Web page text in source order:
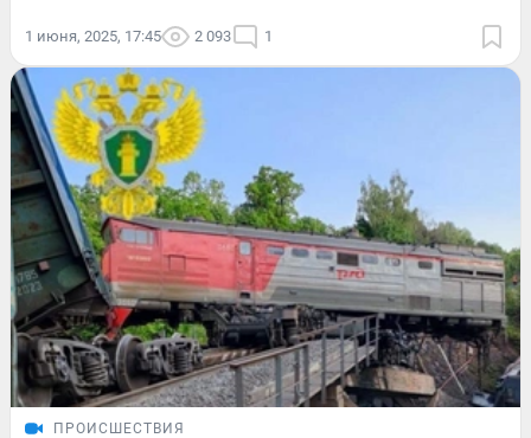
1 июня, 2025, 17:45 2 093 1
ПРОИСШЕСТВИЯ